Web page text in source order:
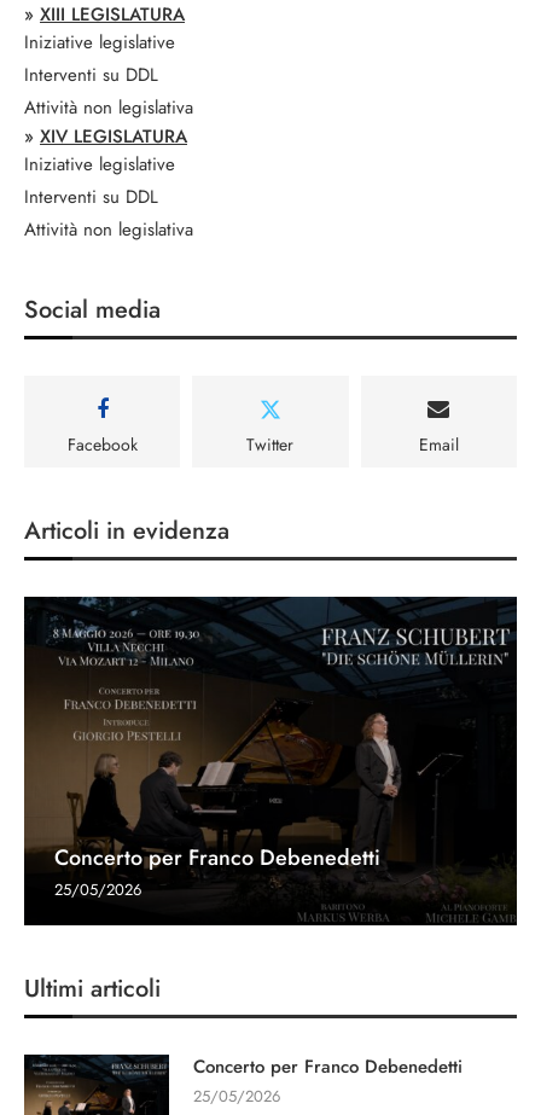
» XIII LEGISLATURA
Iniziative legislative
Interventi su DDL
Attività non legislativa
» XIV LEGISLATURA
Iniziative legislative
Interventi su DDL
Attività non legislativa
Social media
Facebook Twitter Email
Articoli in evidenza
Concerto per Franco Debenedetti
25/05/2026
Ultimi articoli
Concerto per Franco Debenedetti
25/05/2026